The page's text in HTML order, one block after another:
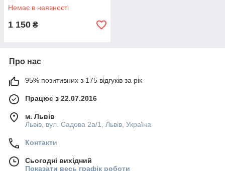
Немає в наявності
1 150 ₴
Про нас
95% позитивних з 175 відгуків за рік
Працює з 22.07.2016
м. Львів
Львів, вул. Садова 2а/1, Львів, Україна
Контакти
Сьогодні вихідний
Показати весь графік роботи